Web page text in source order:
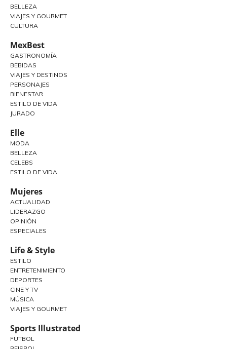
BELLEZA
VIAJES Y GOURMET
CULTURA
MexBest
GASTRONOMÍA
BEBIDAS
VIAJES Y DESTINOS
PERSONAJES
BIENESTAR
ESTILO DE VIDA
JURADO
Elle
MODA
BELLEZA
CELEBS
ESTILO DE VIDA
Mujeres
ACTUALIDAD
LIDERAZGO
OPINIÓN
ESPECIALES
Life & Style
ESTILO
ENTRETENIMIENTO
DEPORTES
CINE Y TV
MÚSICA
VIAJES Y GOURMET
Sports Illustrated
FUTBOL